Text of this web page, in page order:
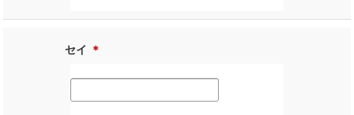
セイ ＊